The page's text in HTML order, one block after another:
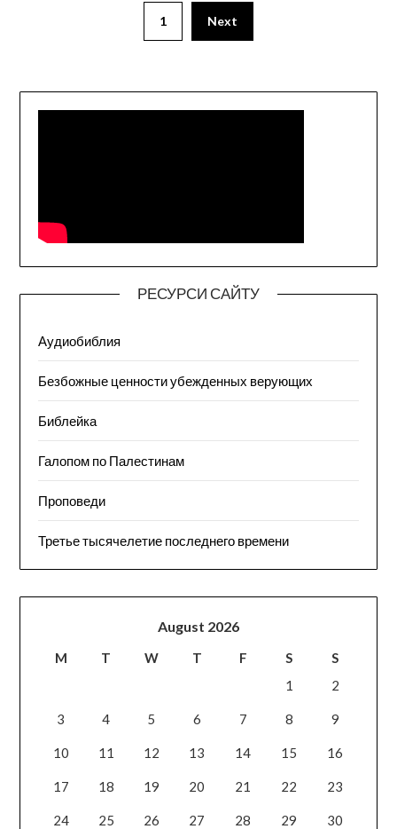
1 Next
РЕСУРСИ САЙТУ
Аудиобиблия
Безбожные ценности убежденных верующих
Библейка
Галопом по Палестинам
Проповеди
Третье тысячелетие последнего времени
August 2026
M T W T F S
S
1
2
3 4 5 6 7 8 9
10 11 12 13 14 15 16
17 18 19 20 21 22 23
24 25 26 27 28 29 30